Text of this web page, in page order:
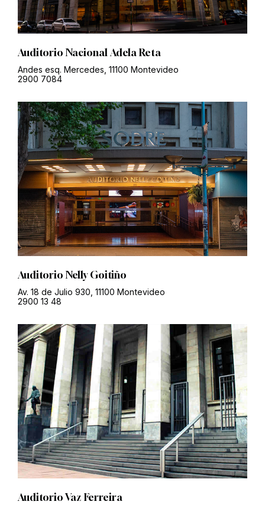
Auditorio Nacional Adela Reta
Andes esq. Mercedes, 11100 Montevideo
2900 7084
Auditorio Nelly Goitiño
Av. 18 de Julio 930, 11100 Montevideo
2900 13 48
Auditorio Vaz Ferreira